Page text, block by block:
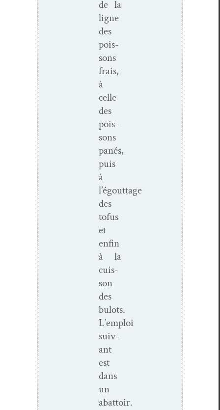
de la
ligne
des
pois­
sons
frais,
à
celle
des
pois­
sons
panés,
puis
à
l’égouttage
des
tofus
et
enfin
à la
cuis­
son
des
bulots.
L’emploi
suiv­
ant
est
dans
un
abattoir.